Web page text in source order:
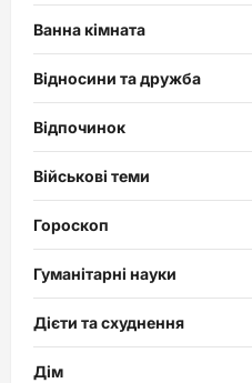
Ванна кімната
Відносини та дружба
Відпочинок
Військові теми
Гороскоп
Гуманітарні науки
Дієти та схуднення
Дім